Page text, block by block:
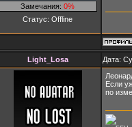
Замечания: 0%
Статус: Offline
Light_Losa Дата:
Если
по